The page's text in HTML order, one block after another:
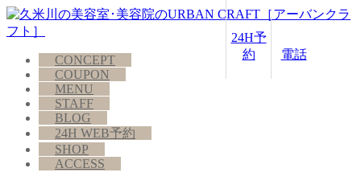
24H予
約
電話
CONCEPT
COUPON
MENU
STAFF
BLOG
24H WEB予約
SHOP
ACCESS